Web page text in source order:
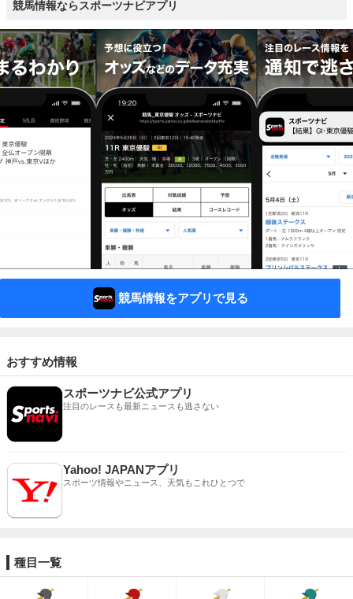
競馬情報ならスポーツナビアプリ
競馬情報をアプリで見る
おすすめ情報
スポーツナビ公式アプリ
注目のレースも最新ニュースも逃さない
Yahoo! JAPANアプリ
スポーツ情報やニュース、天気もこれひとつで
種目一覧